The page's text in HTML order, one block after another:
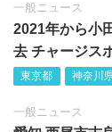
一般ニュース
2021年から小
去 チャージス
東京都 神奈川
一般ニュース